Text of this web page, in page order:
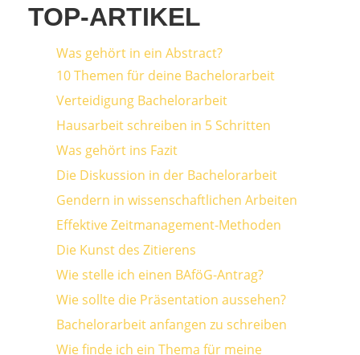
TOP-ARTIKEL
Was gehört in ein Abstract?
10 Themen für deine Bachelorarbeit
Verteidigung Bachelorarbeit
Hausarbeit schreiben in 5 Schritten
Was gehört ins Fazit
Die Diskussion in der Bachelorarbeit
Gendern in wissenschaftlichen Arbeiten
Effektive Zeitmanagement-Methoden
Die Kunst des Zitierens
Wie stelle ich einen BAföG-Antrag?
Wie sollte die Präsentation aussehen?
Bachelorarbeit anfangen zu schreiben
Wie finde ich ein Thema für meine